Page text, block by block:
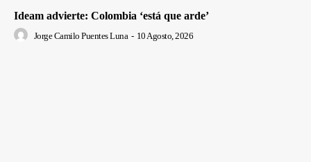
Ideam advierte: Colombia ‘está que arde’
Jorge Camilo Puentes Luna - 10 Agosto, 2026